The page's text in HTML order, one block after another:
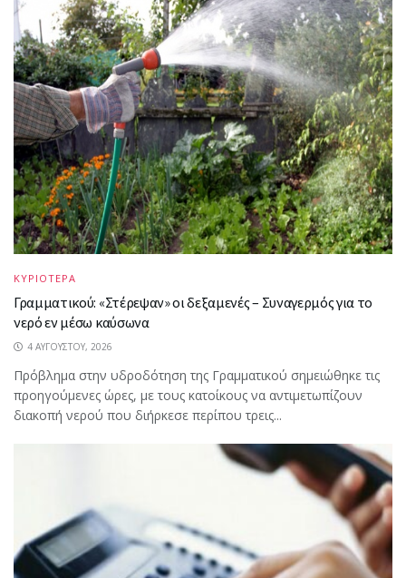
ΚΥΡΙΟΤΕΡΑ
Γραμματικού: «Στέρεψαν» οι δεξαμενές – Συναγερμός για το
νερό εν μέσω καύσωνα
4 ΑΥΓΟΎΣΤΟΥ, 2026
Πρόβλημα στην υδροδότηση της Γραμματικού σημειώθηκε τις
προηγούμενες ώρες, με τους κατοίκους να αντιμετωπίζουν
διακοπή νερού που διήρκεσε περίπου τρεις...